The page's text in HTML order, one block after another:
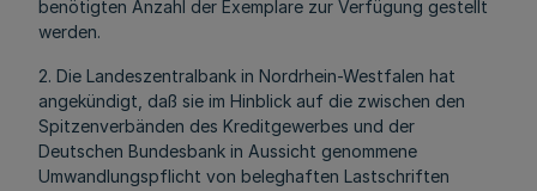
benötigten Anzahl der Exemplare zur Verfügung gestellt
werden.
2. Die Landeszentralbank in Nordrhein-Westfalen hat
angekündigt, daß sie im Hinblick auf die zwischen den
Spitzenverbänden des Kreditgewerbes und der
Deutschen Bundesbank in Aussicht genommene
Umwandlungspflicht von beleghaften Lastschriften